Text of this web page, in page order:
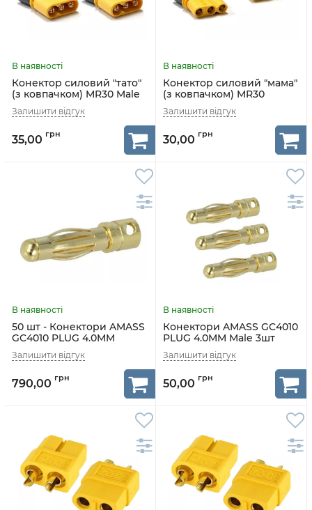
Конектор силовий "тато"
(з ковпачком) MR30 Male
AMASS
35,00
Конектор силовий "мама"
(з ковпачком) MR30
Female AMASS
30,00
50 шт - Конектори AMASS
GC4010 PLUG 4.0MM
790,00
Конектори AMASS GC4010
PLUG 4.0MM Male 3шт
50,00